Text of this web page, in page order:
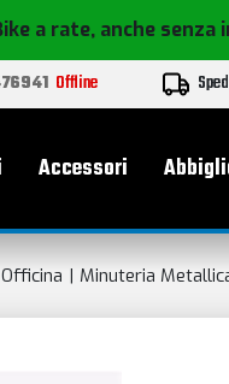
a rate, anche senza
Offline
Accessori
Officina Minuteria